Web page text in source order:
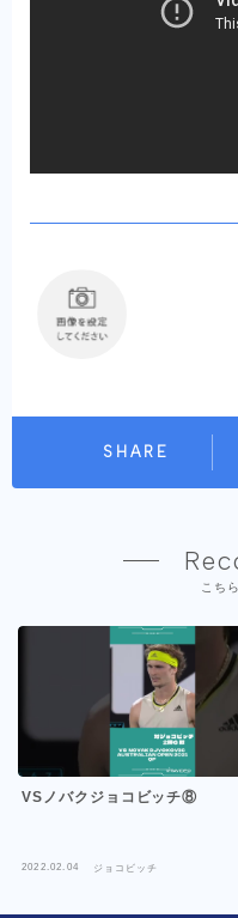
SHARE
こち
VSノバクジョコビッチ⑧
2022.02.04 ジョコビッチ